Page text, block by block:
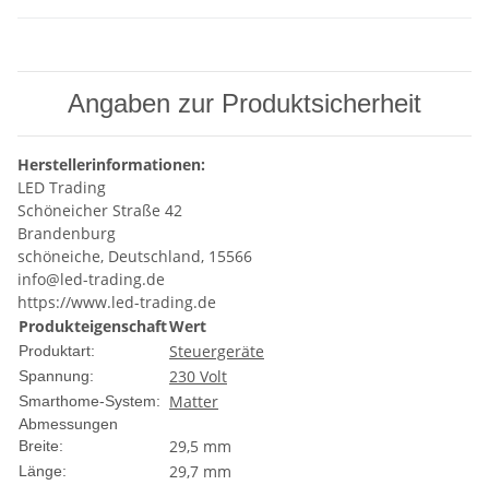
Angaben zur Produktsicherheit
Herstellerinformationen:
LED Trading
Schöneicher Straße 42
Brandenburg
schöneiche, Deutschland, 15566
info@led-trading.de
https://www.led-trading.de
ProdukteigenschaftWert
Produktart: Steuergeräte
Spannung: 230 Volt
Smarthome-System: Matter
Abmessungen
Breite:
29,5 mm
Länge: 29,7 mm